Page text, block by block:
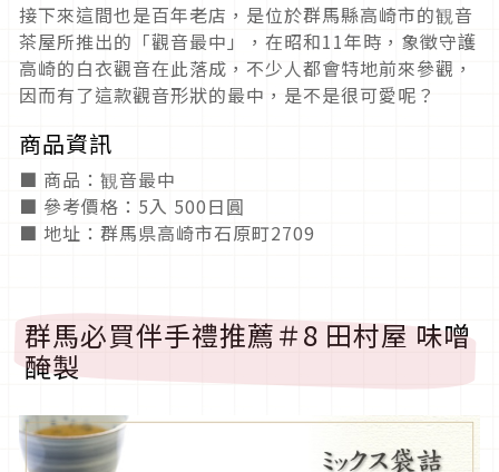
接下來這間也是百年老店，是位於群馬縣高崎市的観音
茶屋所推出的「觀音最中」，在昭和11年時，象徵守護
高崎的白衣觀音在此落成，不少人都會特地前來參觀，
因而有了這款觀音形狀的最中，是不是很可愛呢？
商品資訊
■ 商品：観音最中
■ 參考價格：5入 500日圓
■ 地址：群馬県高崎市石原町2709
群馬必買伴手禮推薦＃8 田村屋 味噌
醃製